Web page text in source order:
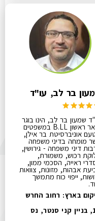
בר לב, עו"ד
שמעון בר לב, הינו בוגר
תואר ראשון B.LL במשפטים
אוניברסיטת בר אילן,
מומחה בדיני משפחה
דיני משפחה - גירושין,
רכוש, משמורת,
ראייה, הסכמי ממון,
אבהות, מזונות, צוואות
ייפוי כוח מתמשך
בארץ: רחוב החרש
16, בניין קני סנטר, נס